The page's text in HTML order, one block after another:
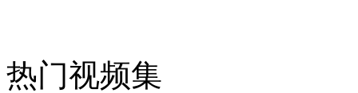
纽约上演“枕头大战”
热门视频集